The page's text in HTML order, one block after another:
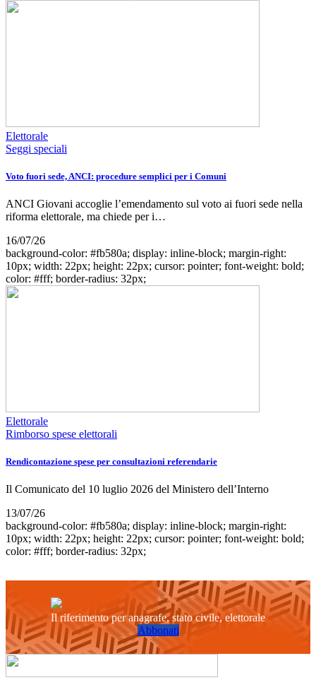
Elettorale
Seggi speciali
Voto fuori sede, ANCI: procedure semplici per i Comuni
ANCI Giovani accoglie l’emendamento sul voto ai fuori sede nella
riforma elettorale, ma chiede per i…
16/07/26
background-color: #fb580a; display: inline-block; margin-right:
10px; width: 22px; height: 22px; cursor: pointer; font-weight: bold;
color: #fff; border-radius: 32px;
Elettorale
Rimborso spese elettorali
Rendicontazione spese per consultazioni referendarie
Il Comunicato del 10 luglio 2026 del Ministero dell’Interno
13/07/26
background-color: #fb580a; display: inline-block; margin-right:
10px; width: 22px; height: 22px; cursor: pointer; font-weight: bold;
color: #fff; border-radius: 32px;
Il riferimento per anagrafe, stato civile, elettorale
Abbonati